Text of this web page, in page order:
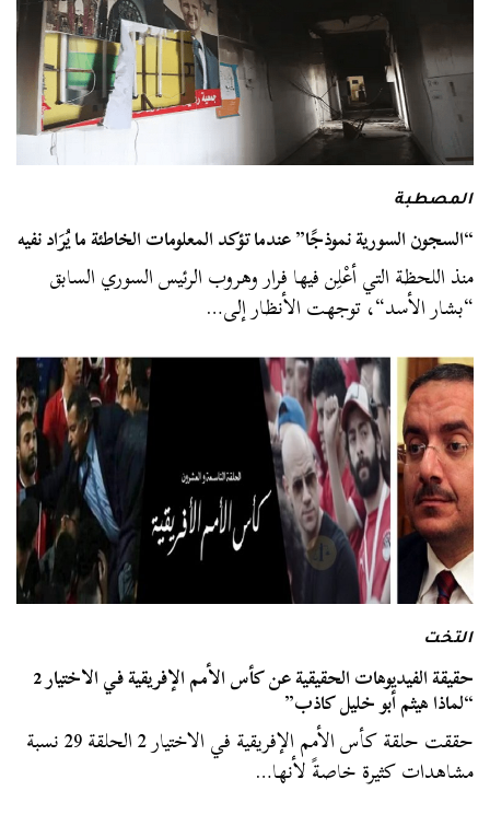
المصطبة
“السجون السورية نموذجًا” عندما تؤكد المعلومات الخاطئة ما يُرَاد نفيه
منذ اللحظة التي أعْلِن فيها فرار وهروب الرئيس السوري السابق
“بشار الأسد“، توجهت الأنظار إلى…
التخت
حقيقة الفيديوهات الحقيقية عن كأس الأمم الإفريقية في الاختيار 2
“لماذا هيثم أبو خليل كاذب”
حققت حلقة كأس الأمم الإفريقية في الاختيار 2 الحلقة 29 نسبة
مشاهدات كثيرة خاصةً لأنها…